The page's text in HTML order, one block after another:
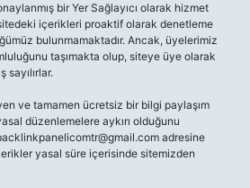
bir Yer Sağlayıcı olarak hizmet
içerikleri proaktif olarak denetleme
bulunmamaktadır. Ancak, üyelerimiz
taşımakta olup, siteye üye olarak
sayılırlar.
ve tamamen ücretsiz bir bilgi paylaşım
düzenlemelere aykırı olduğunu
adresine
yasal süre içerisinde sitemizden